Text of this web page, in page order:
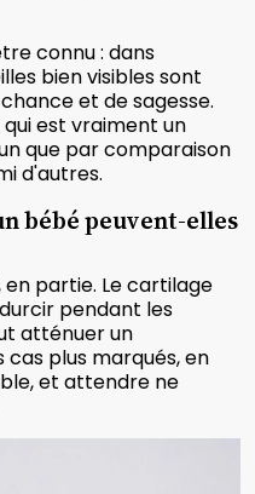
connu : dans
bien visibles sont
et de sagesse.
est vraiment un
que par comparaison
d'autres.
bébé peuvent-elles
en partie. Le cartilage
pendant les
atténuer un
plus marqués, en
et attendre ne